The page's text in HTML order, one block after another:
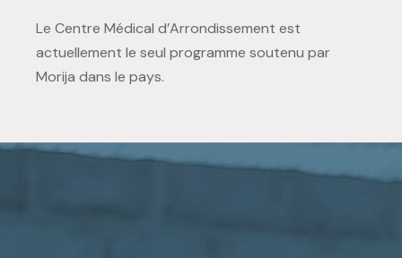
Le Centre Médical d’Arrondissement est
actuellement le seul programme soutenu par
Morija dans le pays.